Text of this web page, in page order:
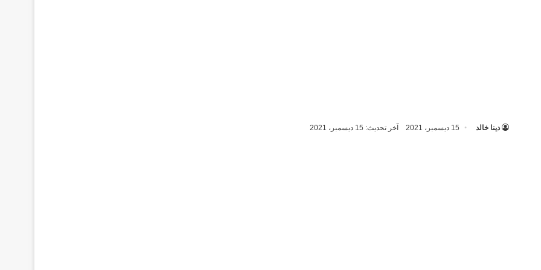
دينا خالد 15 ديسمبر، 2021 آخر تحديث: 15 ديسمبر، 2021